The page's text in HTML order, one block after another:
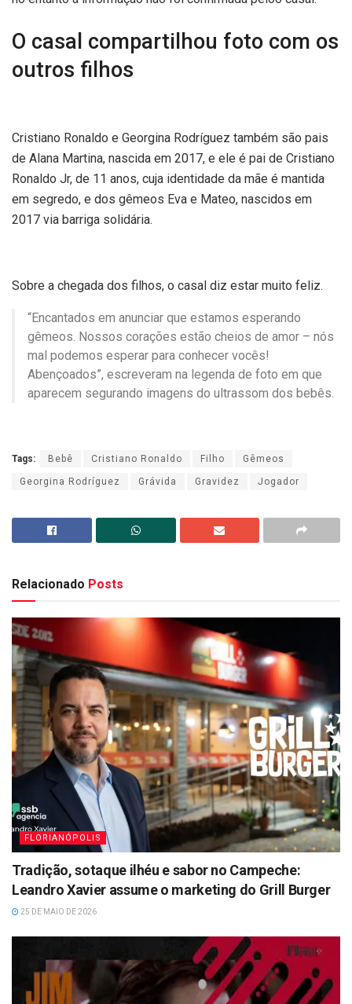
O casal compartilhou foto com os
outros filhos
Cristiano Ronaldo e Georgina Rodríguez também são pais
de Alana Martina, nascida em 2017, e ele é pai de Cristiano
Ronaldo Jr, de 11 anos, cuja identidade da mãe é mantida
em segredo, e dos gêmeos Eva e Mateo, nascidos em
2017 via barriga solidária.
Sobre a chegada dos filhos, o casal diz estar muito feliz.
“Encantados em anunciar que estamos esperando
gêmeos. Nossos corações estão cheios de amor – nós
mal podemos esperar para conhecer vocês!
Abençoados”, escreveram na legenda de foto em que
aparecem segurando imagens do ultrassom dos bebês.
Tags: Bebê Cristiano Ronaldo Filho Gêmeos
Georgina Rodríguez Grávida Gravidez Jogador
Relacionado Posts
FLORIANÓPOLIS
Tradição, sotaque ilhéu e sabor no Campeche:
Leandro Xavier assume o marketing do Grill Burger
25 DE MAIO DE 2026